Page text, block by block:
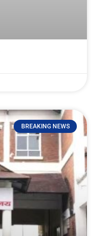
BREAKING NEWS